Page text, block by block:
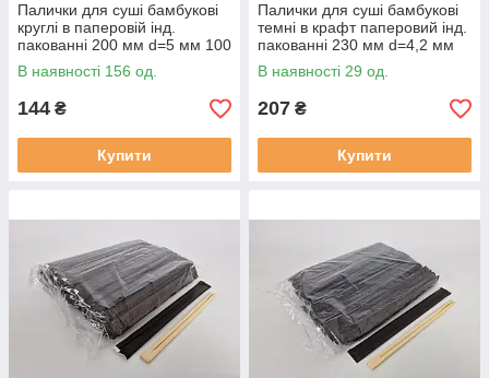
Палички для суші бамбукові
круглі в паперовій інд.
пакованні 200 мм d=5 мм 100
шт./пач. (30 уп./яск) САКУРА
(1
В наявності 156 од.
144 ₴
Купити
Палички для суші бамбукові
темні в крафт паперовий інд.
пакованні 230 мм d=4,2 мм
100 шт./пач. (30 уп/ясть) БІЛА
В наявності 29 од.
207 ₴
Купити